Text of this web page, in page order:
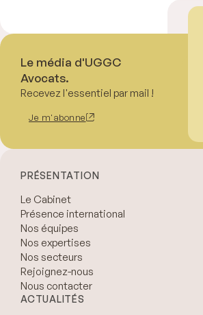
Le média d'UGGC
Avocats.
Recevez l'essentiel par mail !
Je m'abonne
PRÉSENTATION
Le Cabinet
Présence international
Nos équipes
Nos expertises
Nos secteurs
Rejoignez-nous
Nous contacter
ACTUALITÉS